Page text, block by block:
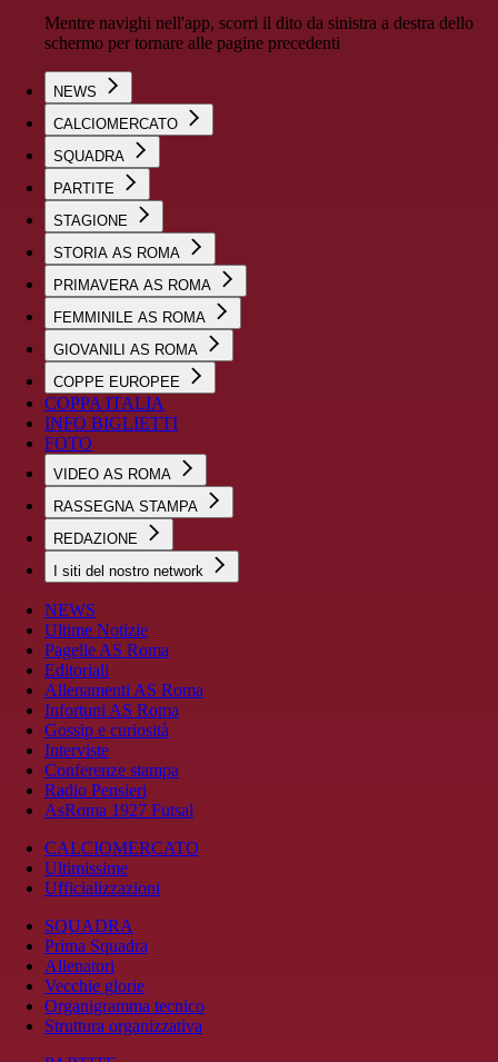
Mentre navighi nell'app, scorri il dito da sinistra a destra dello
schermo per tornare alle pagine precedenti
NEWS
CALCIOMERCATO
SQUADRA
PARTITE
STAGIONE
STORIA AS ROMA
PRIMAVERA AS ROMA
FEMMINILE AS ROMA
GIOVANILI AS ROMA
COPPE EUROPEE
COPPA ITALIA
INFO BIGLIETTI
FOTO
VIDEO AS ROMA
RASSEGNA STAMPA
REDAZIONE
I siti del nostro network
NEWS
Ultime Notizie
Pagelle AS Roma
Editoriali
Allenamenti AS Roma
Infortuni AS Roma
Gossip e curiosità
Interviste
Conferenze stampa
Radio Pensieri
AsRoma 1927 Futsal
CALCIOMERCATO
Ultimissime
Ufficializzazioni
SQUADRA
Prima Squadra
Allenatori
Vecchie glorie
Organigramma tecnico
Struttura organizzativa